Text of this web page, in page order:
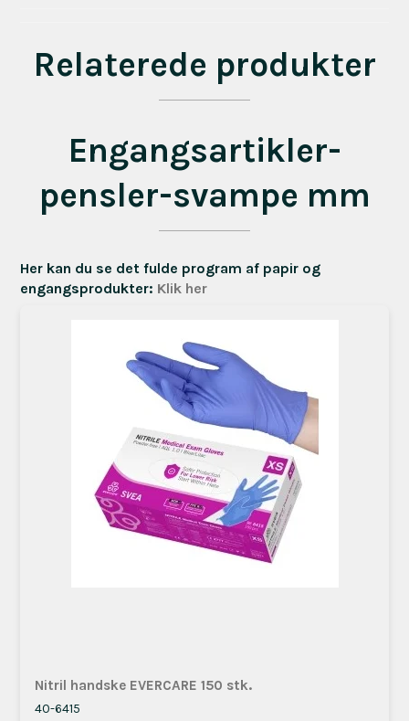
Relaterede produkter
Engangsartikler-
pensler-svampe mm
Her kan du se det fulde program af papir og
engangsprodukter: Klik her
Nitril handske EVERCARE 150 stk.
40-6415